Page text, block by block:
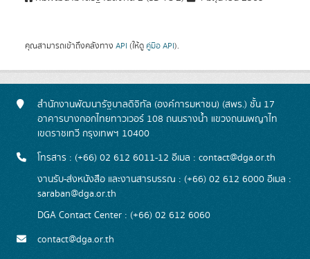
คุณสามารถเข้าถึงคลังทาง API (ให้ดู คู่มือ API).
สำนักงานพัฒนารัฐบาลดิจิทัล (องค์การมหาชน) (สพร.) ชั้น 17
อาคารบางกอกไทยทาวเวอร์ 108 ถนนรางน้ำ แขวงถนนพญาไท
เขตราชเทวี กรุงเทพฯ 10400
โทรสาร : (+66) 02 612 6011-12 อีเมล : contact@dga.or.th
งานรับ-ส่งหนังสือ และงานสารบรรณ : (+66) 02 612 6000 อีเมล :
saraban@dga.or.th
DGA Contact Center : (+66) 02 612 6060
contact@dga.or.th